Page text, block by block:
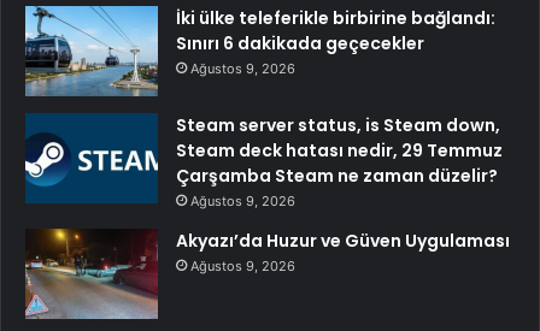
İki ülke teleferikle birbirine bağlandı:
Sınırı 6 dakikada geçecekler
Ağustos 9, 2026
Steam server status, is Steam down,
Steam deck hatası nedir, 29 Temmuz
Çarşamba Steam ne zaman düzelir?
Ağustos 9, 2026
Akyazı’da Huzur ve Güven Uygulaması
Ağustos 9, 2026